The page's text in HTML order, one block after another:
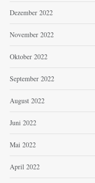
Dezember 2022
November 2022
Oktober 2022
September 2022
August 2022
Juni 2022
Mai 2022
April 2022